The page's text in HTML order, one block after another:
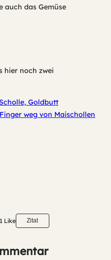
auch das Gemüse
hier noch zwei
Goldbutt
weg von Maischollen
1 Like Zitat